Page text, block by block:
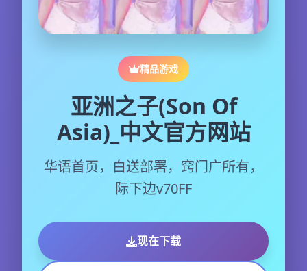
精品游戏
亚洲之子(Son Of
Asia)_中文官方网站
华语首页，白送部署，窍门广所有，
际下边v70FF
现在下载